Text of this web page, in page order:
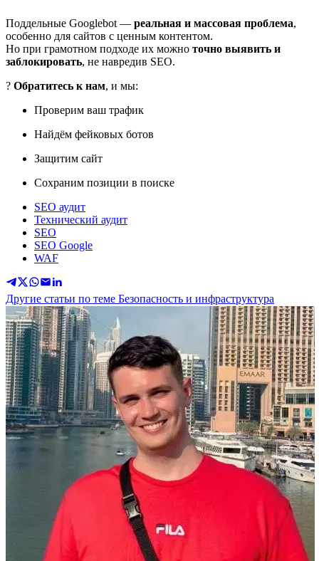
Поддельные Googlebot — реальная и массовая проблема,
особенно для сайтов с ценным контентом.
Но при грамотном подходе их можно точно выявить и
заблокировать, не навредив SEO.
? Обратитесь к нам, и мы:
Проверим ваш трафик
Найдём фейковых ботов
Защитим сайт
Сохраним позиции в поиске
SEO аудит
Технический аудит
SEO
SEO Google
WAF
Другие статьи по теме Безопасность и инфраструктура